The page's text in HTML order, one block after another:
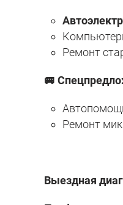
Ремонт
🚐
Ремонт
Выездная